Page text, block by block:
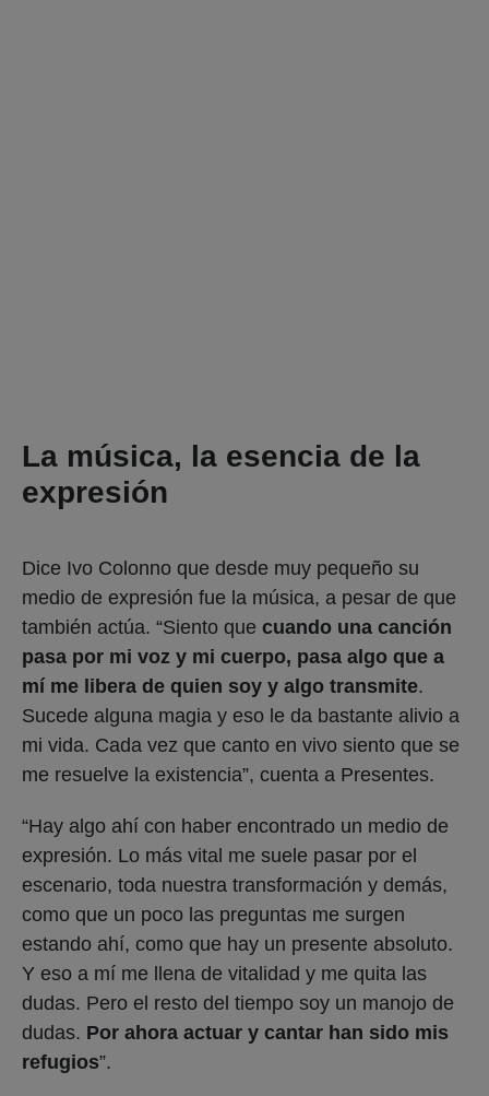
medio de expresión fue la música, a pesar de que
también actúa. “Siento que
pasa por mi voz y mi cuerpo, pasa algo que a
Sucede alguna magia y eso le da bastante alivio a
mi vida. Cada vez que canto en vivo siento que se
me resuelve la existencia”, cuenta a Presentes.
“Hay algo ahí con haber encontrado un medio de
expresión. Lo más vital me suele pasar por el
escenario, toda nuestra transformación y demás,
como que un poco las preguntas me surgen
Y eso a mí me llena de vitalidad y me quita las
dudas. Pero el resto del tiempo soy un manojo de
dudas.Por ahora actuar y cantar han sido mis
refugios”.
Por su parte, Javiera cuenta que son tres
lenguajes a los que se dedica: música, poesía y
filosofía. “Esos lenguajes son complementarios en
mi vida para desarrollar mi manera de ver el